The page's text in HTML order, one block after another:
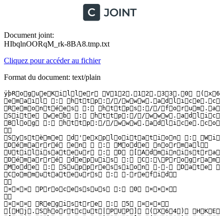
Document joint:
HIbqlnOORqM_rk-8BA8.tmp.txt
Cliquez pour accéder au fichier
Format du document: text/plain
ÿþR o g u e K i l l e r   V 1 2 . 1 2 . 3 3 . 0 
 e m a i l   :   h t t p : / /
 R e m o n t é e s   :   h t t p s : / /
 S i t e   w e b   :   h t t p : / /
 B l o g   :   h t t p : / /
  
 S y s t è m e   d ' e x p l o i t a t i o n   : 
 D é m a r r é   e n     :   M o d e   n o r m a l  
 U t i l i s a t e u r   :   D 
 D é m a r r é   d e p u i s   : 
 M o d e   :   S u p p r e s s i o n   - -   D a t e 
 C o m m u t a t e u r s   :   - r e f i d  
  
 ¤ ¤ ¤   P r o c e s s u s   :   0   ¤ ¤ ¤  
  
 ¤ ¤ ¤   R e g i s t r e   :   5   ¤ ¤ ¤  
 [ H j . S h o r t c u t | P U P ]   ( X 6 4 ) 